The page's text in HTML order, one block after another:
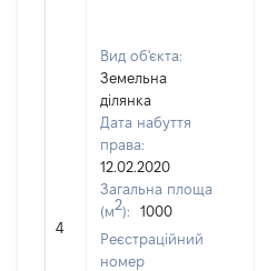
4
Вид об'єкта:
Земельна
ділянка
Дата набуття
права:
12.02.2020
Загальна площа
(м2):
1000
Реєстраційний
номер